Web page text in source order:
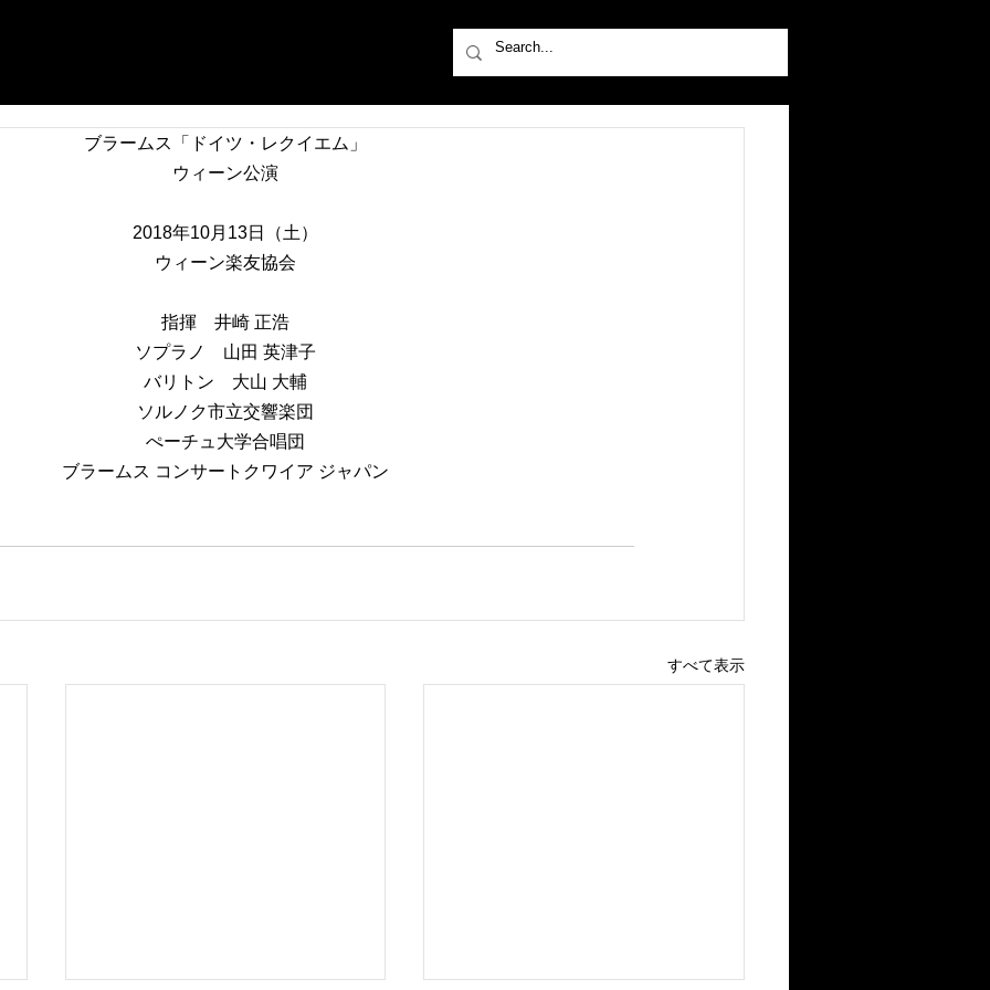
ブラームス「ドイツ・レクイエム」
ウィーン公演
2018年10月13日（土）
ウィーン楽友協会
指揮　井崎 正浩
ソプラノ　山田 英津子
バリトン　大山 大輔
ソルノク市立交響楽団
ぺーチュ大学合唱団
ブラームス コンサートクワイア ジャパン﻿
すべて表示